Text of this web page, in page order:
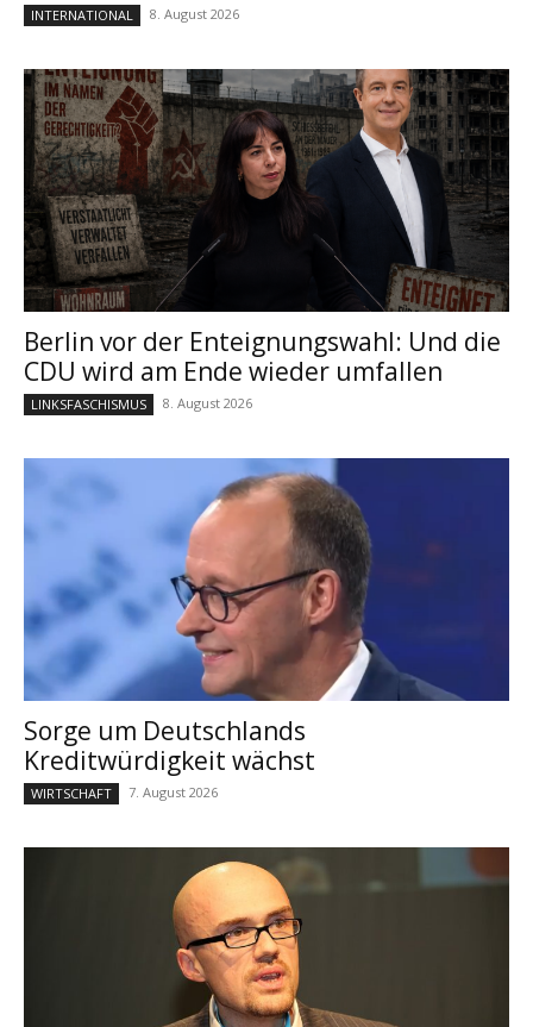
INTERNATIONAL 8. August 2026
Berlin vor der Enteignungswahl: Und die
CDU wird am Ende wieder umfallen
LINKSFASCHISMUS 8. August 2026
Sorge um Deutschlands
Kreditwürdigkeit wächst
WIRTSCHAFT 7. August 2026